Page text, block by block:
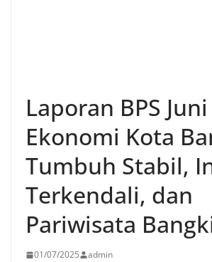
Laporan BPS
Ekonomi Kota
Tumbuh Stabil,
Terkendali, dan
Pariwisata
01/07/2025 admin